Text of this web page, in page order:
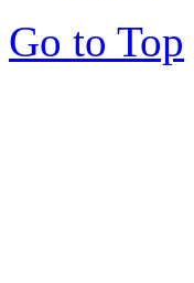
Go to Top